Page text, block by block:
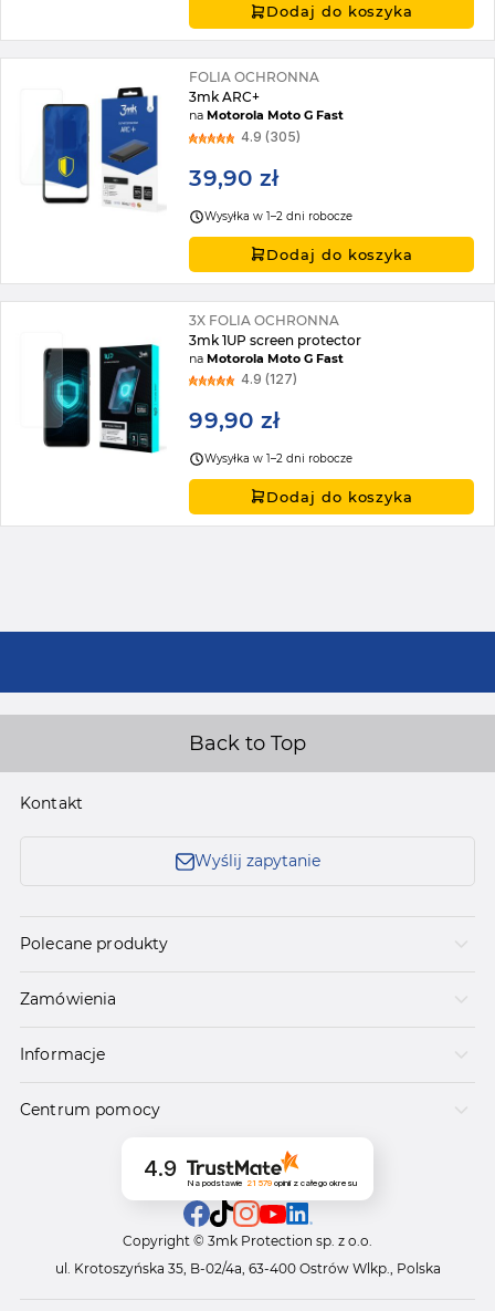
Dodaj do koszyka
FOLIA OCHRONNA
3mk ARC+
naMotorola Moto G Fast
4.9 (305)
39,90 zł
Wysyłka w 1–2 dni robocze
Dodaj do koszyka
3X FOLIA OCHRONNA
3mk 1UP screen protector
naMotorola Moto G Fast
4.9 (127)
99,90 zł
Wysyłka w 1–2 dni robocze
Dodaj do koszyka
Back to Top
Kontakt
Wyślij zapytanie
Polecane produkty
Zamówienia
Informacje
Centrum pomocy
4.9
Na podstawie 21 579opinii z całego okresu
Copyright © 3mk Protection sp. z o.o.
ul. Krotoszyńska 35, B-02/4a, 63-400 Ostrów Wlkp., Polska